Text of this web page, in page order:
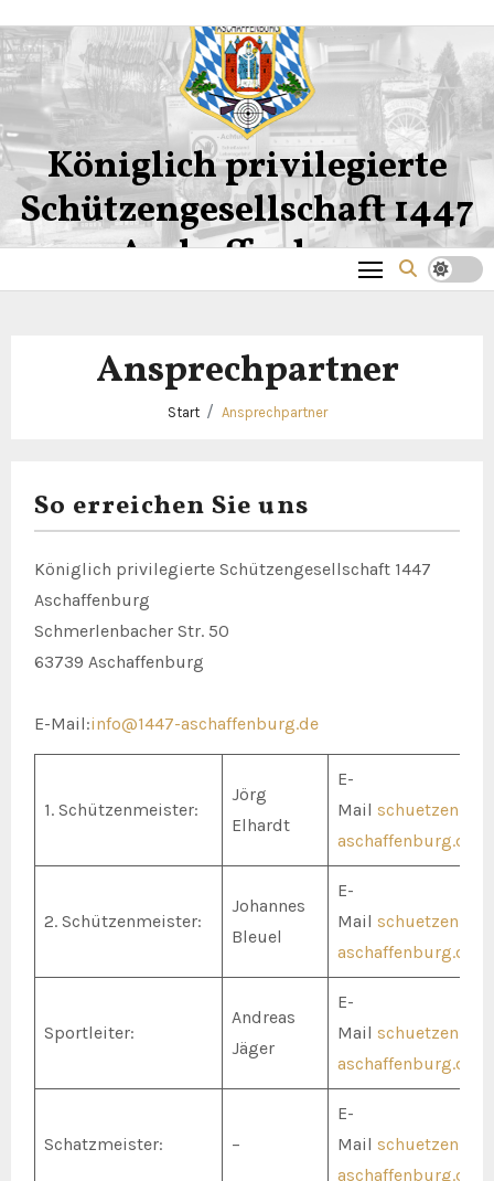
Inhalt
springen
Königlich privilegierte
Schützengesellschaft 1447
Aschaffenburg
Ansprechpartner
Start Ansprechpartner
So erreichen Sie uns
Königlich privilegierte Schützengesellschaft 1447
Aschaffenburg
Schmerlenbacher Str. 50
63739 Aschaffenburg
E-Mail:info@1447-aschaffenburg.de
1. Schützenmeister:
Jörg
Elhardt
E-
Mail
aschaffenburg.de
2. Schützenmeister:
Johannes
Bleuel
E-
Mail
aschaffenburg.de
Sportleiter:
Andreas
Jäger
E-
Mail
aschaffenburg.de
Schatzmeister: –
E-
Mail
aschaffenburg.de